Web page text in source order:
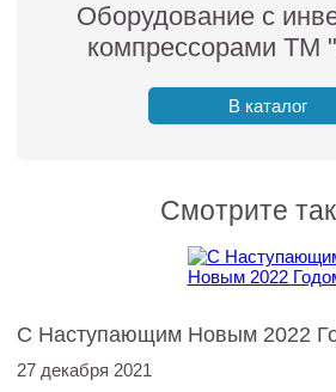
Оборудование с
компрессорами ТМ
В каталог
Смотрите
С Наступающим Новым 2022
27 декабря 2021